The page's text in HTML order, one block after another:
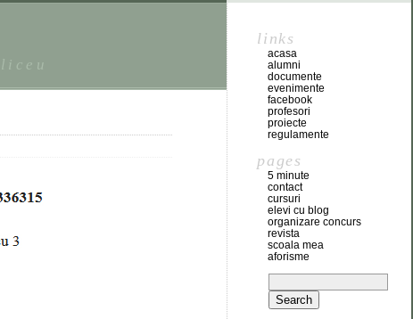
links
acasa
alumni
documente
evenimente
facebook
profesori
proiecte
regulamente
pages
5 minute
contact
cursuri
elevi cu blog
organizare concurs
revista
scoala mea
aforisme